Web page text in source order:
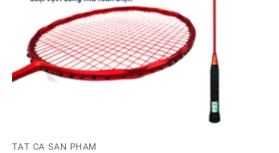
TẤT CẢ SẢN PHẨM